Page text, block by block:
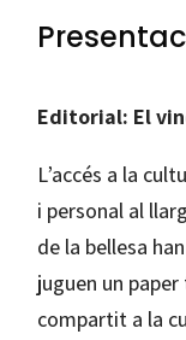
cantidad
Editorial: El
L’accés a la
i personal al
de la bellesa
juguen un
compartit a la